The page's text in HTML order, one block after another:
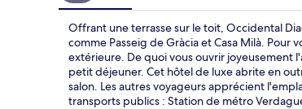
Offrant une terrasse sur le toit, Occidental
comme Passeig de Gràcia et Casa Milà.
extérieure. De quoi vous ouvrir joyeusement
petit déjeuner. Cet hôtel de luxe abrite en
salon. Les autres voyageurs apprécient
transports publics : Station de métro